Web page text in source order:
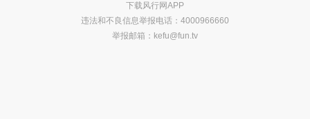
下载风行网APP
违法和不良信息举报电话：4000966660
举报邮箱： kefu@fun.tv